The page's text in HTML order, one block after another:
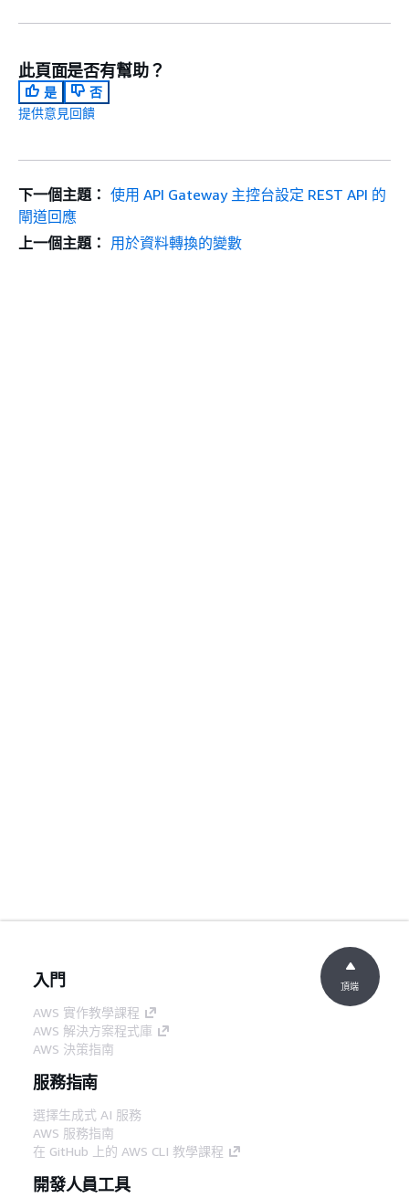
此頁面是否有幫助？
是
否
提供意見回饋
下一個主題： 使用 API Gateway 主控台設定 REST API 的
閘道回應
上一個主題： 用於資料轉換的變數
入門
AWS 實作教學課程
AWS 解決方案程式庫
AWS 決策指南
服務指南
選擇生成式 AI 服務
AWS 服務指南
在 GitHub 上的 AWS CLI 教學課程
開發人員工具
頂端